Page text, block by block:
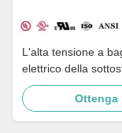
L'alta tensione a
elettrico della
da 44KV a 34.5KV
Ottenga